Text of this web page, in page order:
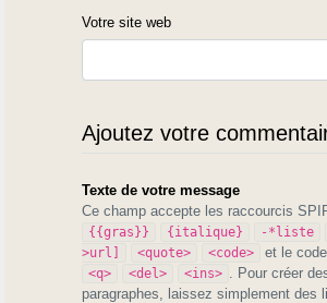
Votre site web
Ajoutez votre
Texte de votre message
Ce champ accepte les raccourcis
{{gras}} {italique} -*liste
>url]
<quote> <code> et le code
<q> <del> <ins>
. Pour créer
paragraphes, laissez simplement des